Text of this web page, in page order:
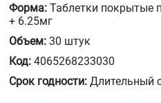
Форма: Таблетки покрытые
+ 6.25мг
Объем: 30 штук
Код: 4065268233030
Срок годности: Длительный